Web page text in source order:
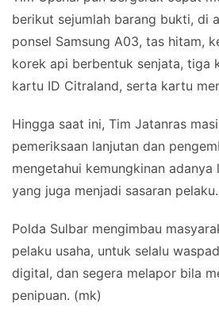
berikut sejumlah barang bukti, di
ponsel Samsung A03, tas hitam,
korek api berbentuk senjata, tiga
kartu ID Citraland, serta kartu
Hingga saat ini, Tim Jatanras
pemeriksaan lanjutan dan
mengetahui kemungkinan adanya
yang juga menjadi sasaran pelaku.
Polda Sulbar mengimbau
pelaku usaha, untuk selalu
digital, dan segera melapor bila
penipuan. (mk)